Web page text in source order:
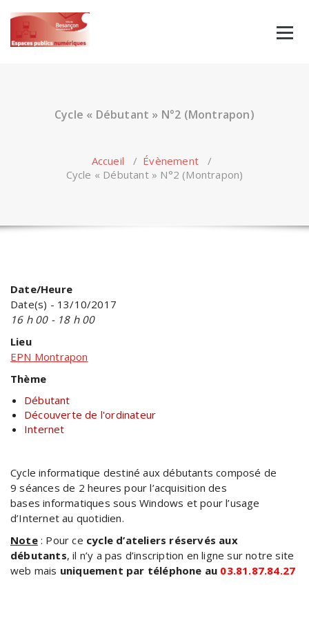
content
Cycle « Débutant » N°2 (Montrapon)
Accueil / Évènement /
Cycle « Débutant » N°2 (Montrapon)
Date/Heure
Date(s) - 13/10/2017
16 h 00 - 18 h 00
Lieu
EPN Montrapon
Thème
Débutant
Découverte de l'ordinateur
Internet
Cycle informatique destiné aux débutants composé de
9 séances de 2 heures pour l’acquisition des
bases informatiques sous Windows et pour l’usage
d’Internet au quotidien.
Note: Pour ce cycle d’ateliers réservés aux
débutants, il n’y a pas d’inscription en ligne sur notre site
web mais uniquement par téléphone au 03.81.87.84.27